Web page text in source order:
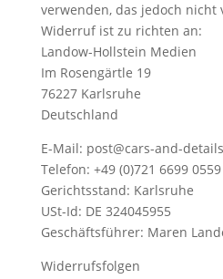
verwenden, das jedoch nicht
Widerruf ist zu richten an:
Landow-Hollstein Medien
Im Rosengärtle 19
76227 Karlsruhe
Deutschland
E-Mail: post@cars-and-
Telefon: +49 (0)721 6699 0559
Gerichtsstand: Karlsruhe
USt-Id: DE 324045955
Geschäftsführer: Maren
Widerrufsfolgen